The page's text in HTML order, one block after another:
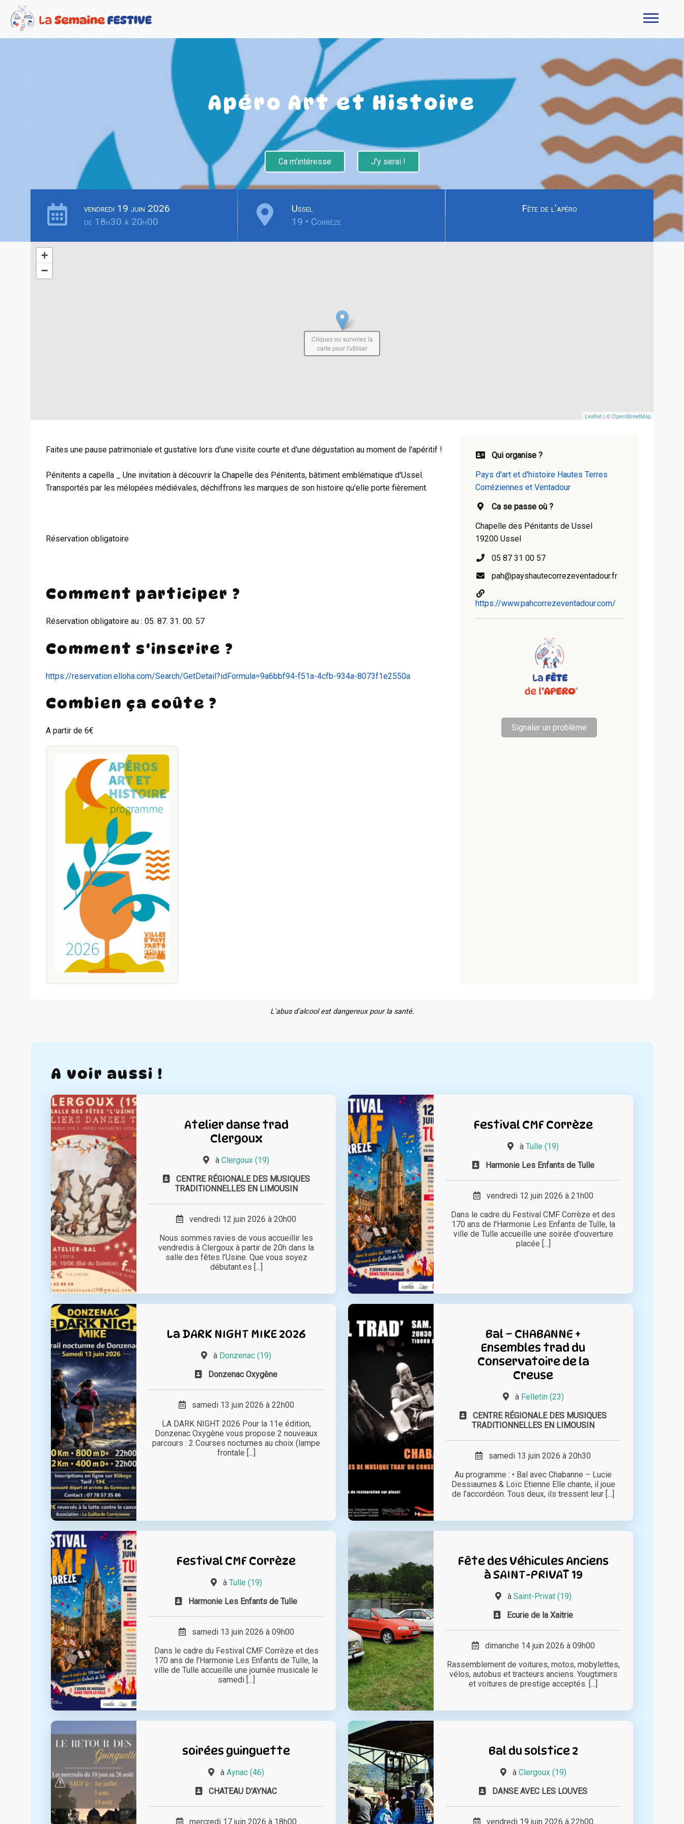
Apéro Art et Histoire
Ca m'intéresse J'y serai !
vendredi 19 juin 2026
de 18h30 à 20h00
Ussel
19 • Corrèze
Fête de l'apéro
+
−
Leaflet | ©OpenStreetMap
Cliquez ou survolez la
carte pour l'utiliser
Faites une pause patrimoniale et gustative lors d'une visite courte et d'une dégustation au moment de l'apéritif !
Pénitents a capella _ Une invitation à découvrir la Chapelle des Pénitents, bâtiment emblématique d'Ussel.
Transportés par les mélopées médiévales, déchiffrons les marques de son histoire qu'elle porte fièrement.
Réservation obligatoire
Comment participer ?
Réservation obligatoire au : 05. 87. 31. 00. 57
Comment s'inscrire ?
https://reservation.elloha.com/Search/GetDetail?idFormula=9a6bbf94-f51a-4cfb-934a-8073f1e2550a
Combien ça coûte ?
A partir de 6€
Qui organise ?
Pays d'art et d'histoire Hautes Terres
Corréziennes et Ventadour
Ca se passe où ?
Chapelle des Pénitants de Ussel
19200 Ussel
05 87 31 00 57
pah@payshautecorrezeventadour.fr
https://www.pahcorrezeventadour.com/
Signaler un problème
L'abus d'alcool est dangereux pour la santé.
A voir aussi !
Atelier danse trad
Clergoux
àClergoux (19)
CENTRE RÉGIONALE DES MUSIQUES
TRADITIONNELLES EN LIMOUSIN
vendredi 12 juin 2026 à 20h00
Nous sommes ravies de vous accueillir les
vendredis à Clergoux à partir de 20h dans la
salle des fêtes l’Usine. Que vous soyez
débutant.es [...]
Festival CMF Corrèze
àTulle (19)
Harmonie Les Enfants de Tulle
vendredi 12 juin 2026 à 21h00
Dans le cadre du Festival CMF Corrèze et des
170 ans de l'Harmonie Les Enfants de Tulle, la
ville de Tulle accueille une soirée d'ouverture
placée [...]
La DARK NIGHT MIKE 2026
à Donzenac (19)
Donzenac Oxygène
samedi 13 juin 2026 à 22h00
LA DARK NIGHT 2026 Pour la 11e édition,
Donzenac Oxygène vous propose 2 nouveaux
parcours : 2 Courses nocturnes au choix (lampe
frontale [...]
Bal – CHABANNE +
Ensembles trad du
Conservatoire de la
Creuse
à Felletin (23)
CENTRE RÉGIONALE DES MUSIQUES
TRADITIONNELLES EN LIMOUSIN
samedi 13 juin 2026 à 20h30
Au programme : • Bal avec Chabanne – Lucie
Dessiaumes & Loïc Etienne Elle chante, il joue
de l’accordéon. Tous deux, ils tressent leur [...]
Festival CMF Corrèze
à Tulle (19)
Harmonie Les Enfants de Tulle
samedi 13 juin 2026 à 09h00
Dans le cadre du Festival CMF Corrèze et des
170 ans de l'Harmonie Les Enfants de Tulle, la
ville de Tulle accueille une journée musicale le
samedi [...]
Fête des Véhicules Anciens
à SAINT-PRIVAT 19
à Saint-Privat (19)
Ecurie de la Xaitrie
dimanche 14 juin 2026 à 09h00
Rassemblement de voitures, motos, mobylettes,
vélos, autobus et tracteurs anciens. Yougtimers
et voitures de prestige acceptés. [...]
soirées guinguette
àAynac (46)
CHATEAU D'AYNAC
mercredi 17 juin 2026 à 18h00
Bal du solstice 2
à Clergoux (19)
DANSE AVEC LES LOUVES
vendredi 19 juin 2026 à 22h00